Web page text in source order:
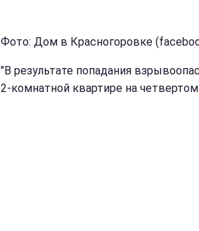
Фото: Дом в Красногоровке
"В результате попадания
2-комнатной квартире на